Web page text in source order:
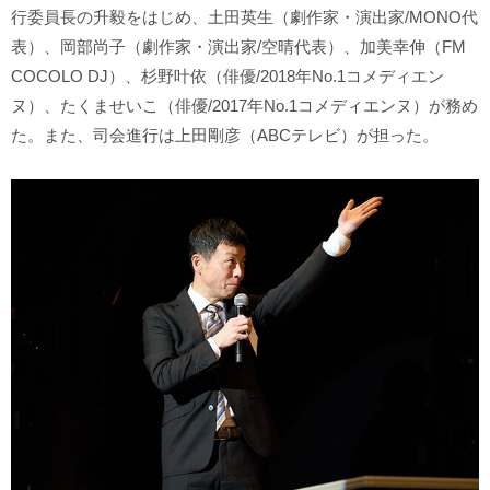
行委員長の升毅をはじめ、土田英生（劇作家・演出家/MONO代
表）、岡部尚子（劇作家・演出家/空晴代表）、加美幸伸（FM
COCOLO DJ）、杉野叶依（俳優/2018年No.1コメディエン
ヌ）、たくませいこ（俳優/2017年No.1コメディエンヌ）が務め
た。また、司会進行は上田剛彦（ABCテレビ）が担った。